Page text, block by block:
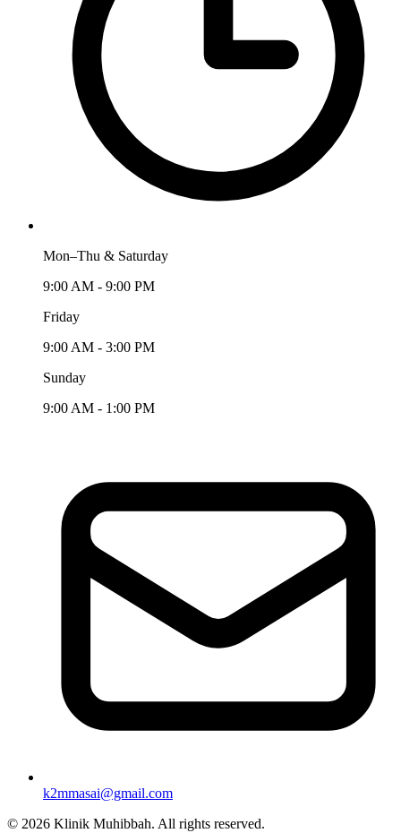
Mon–Thu & Saturday
9:00 AM - 9:00 PM
Friday
9:00 AM - 3:00 PM
Sunday
9:00 AM - 1:00 PM
k2mmasai@gmail.com
© 2026 Klinik Muhibbah. All rights reserved.